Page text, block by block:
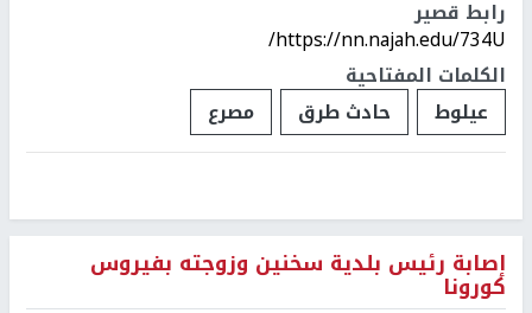
رابط قصير
https://nn.najah.edu/734U/
الكلمات المفتاحية
عيلوط
حادث طرق مصرع
إصابة رئيس بلدية سخنين وزوجته بفيروس
كورونا